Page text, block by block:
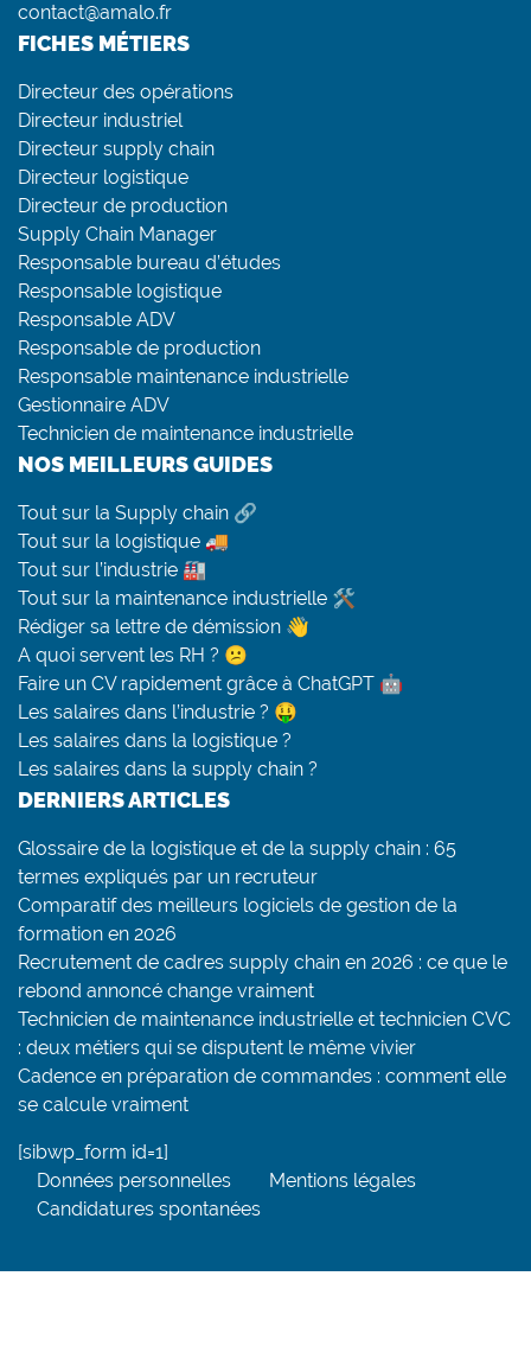
contact@amalo.fr
FICHES MÉTIERS
Directeur des opérations
Directeur industriel
Directeur supply chain
Directeur logistique
Directeur de production
Supply Chain Manager
Responsable bureau d’études
Responsable logistique
Responsable ADV
Responsable de production
Responsable maintenance industrielle
Gestionnaire ADV
Technicien de maintenance industrielle
NOS MEILLEURS GUIDES
Tout sur la Supply chain 🔗
Tout sur la logistique 🚚
Tout sur l’industrie 🏭
Tout sur la maintenance industrielle 🛠
Rédiger sa lettre de démission 👋
A quoi servent les RH ? 😕
Faire un CV rapidement grâce à ChatGPT 🤖
Les salaires dans l’industrie ? 🤑
Les salaires dans la logistique ?
Les salaires dans la supply chain ?
DERNIERS ARTICLES
Glossaire de la logistique et de la supply chain : 65
termes expliqués par un recruteur
Comparatif des meilleurs logiciels de gestion de la
formation en 2026
Recrutement de cadres supply chain en 2026 : ce que le
rebond annoncé change vraiment
Technicien de maintenance industrielle et technicien CVC
: deux métiers qui se disputent le même vivier
Cadence en préparation de commandes : comment elle
se calcule vraiment
[sibwp_form id=1]
Données personnelles
Mentions légales
Candidatures spontanées